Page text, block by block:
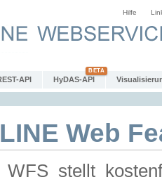
Hilfe
API HyDAS-API
Web
WFS stellt